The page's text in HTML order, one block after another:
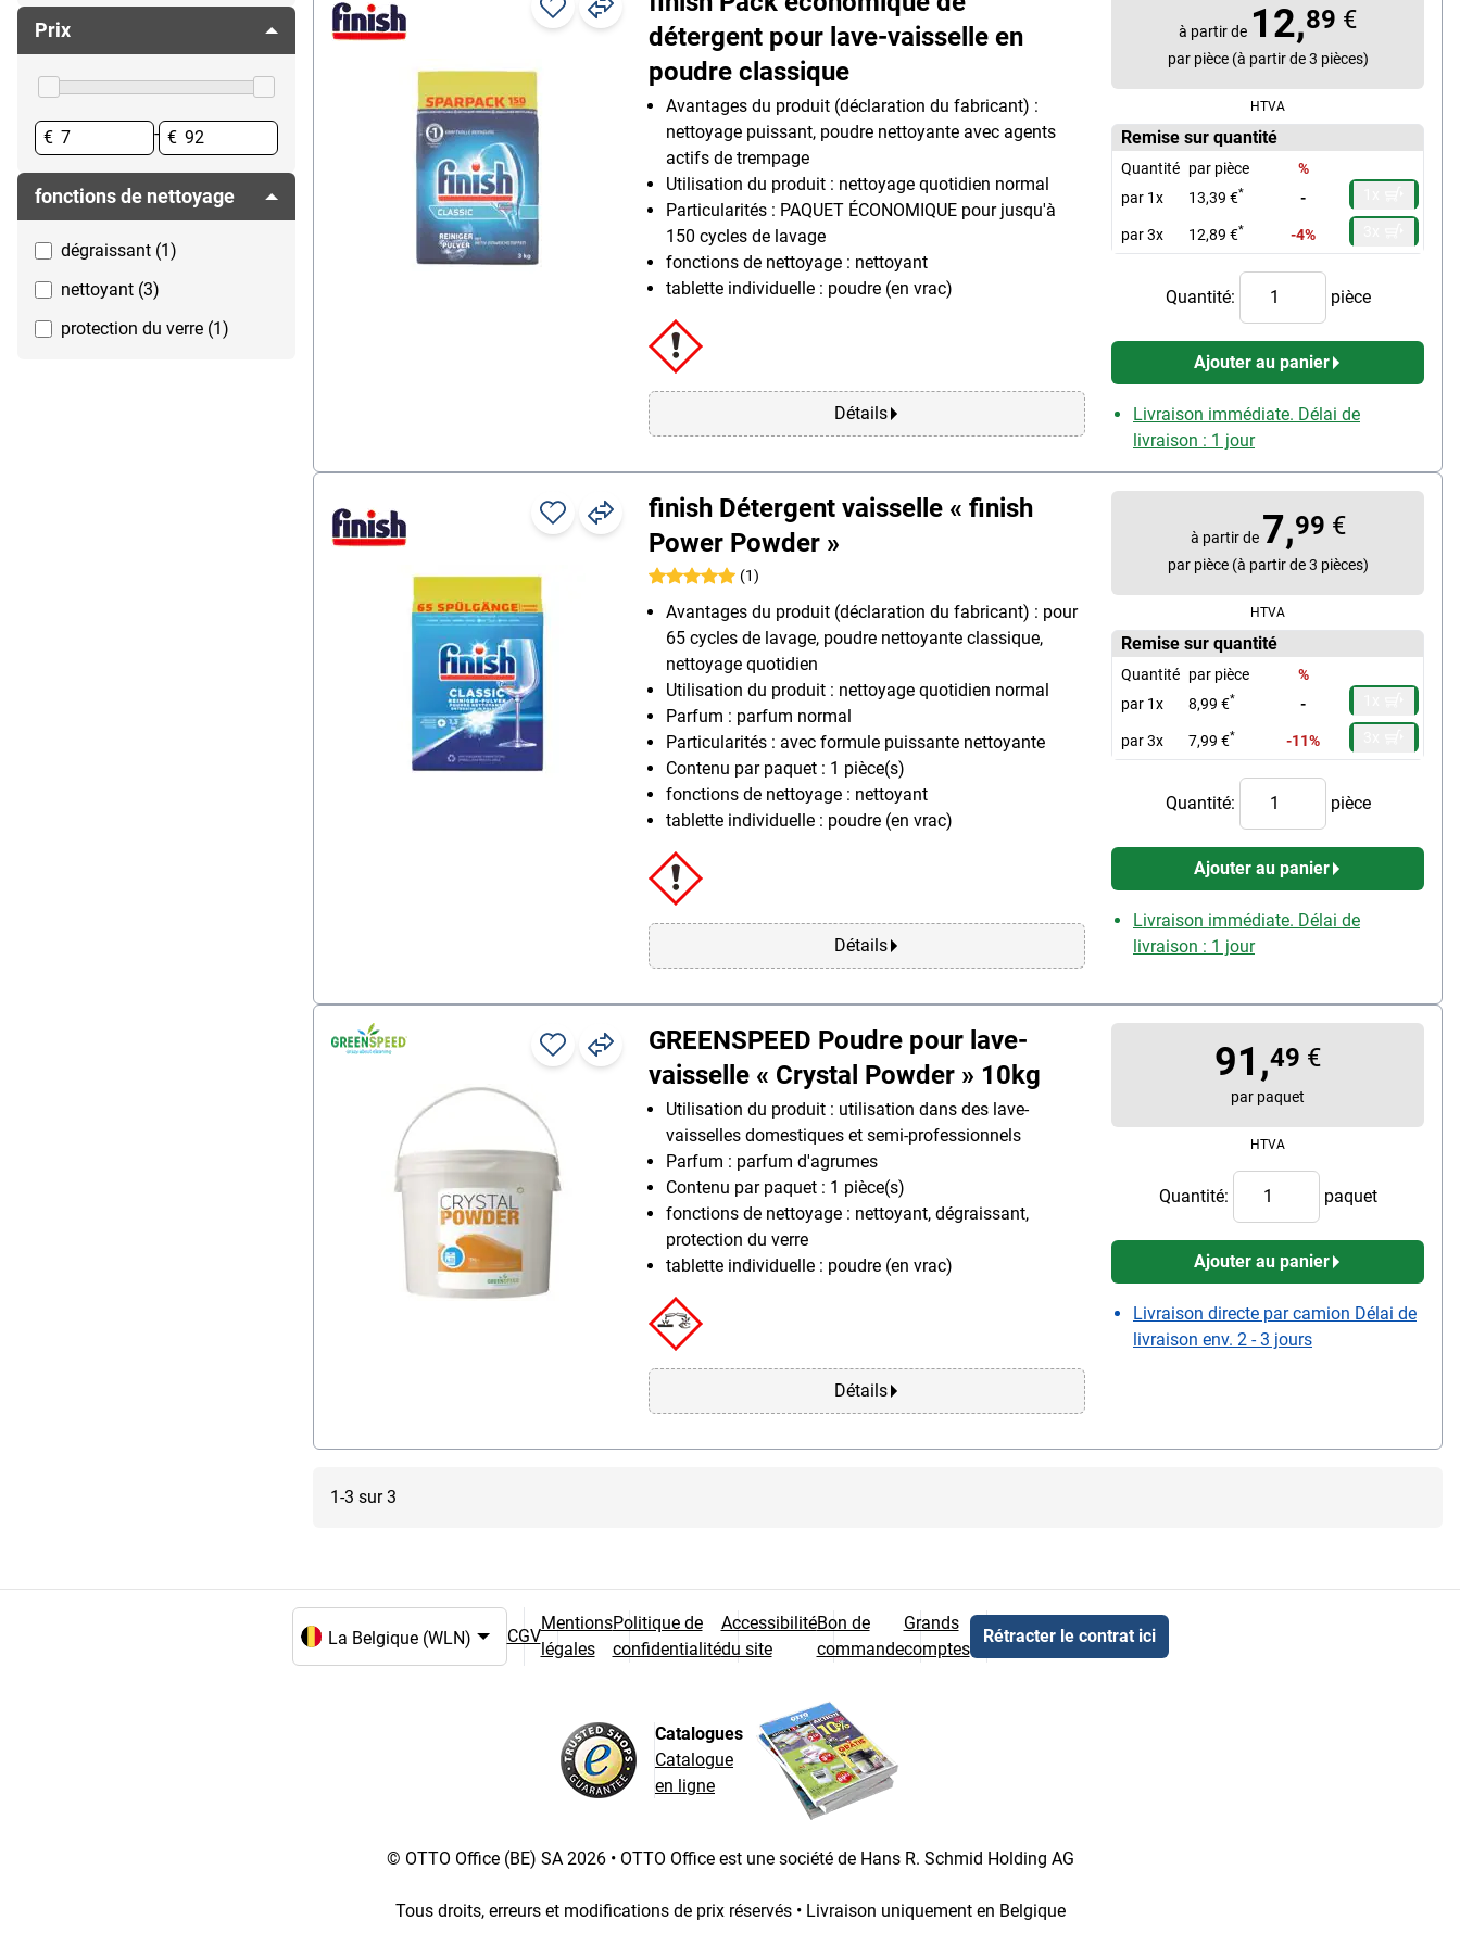
Papier toilette & distributeurs
Plexiglas de protection
Poubelles & collecte des déchets
Protection hygiénique
Savon
Protection verre
Sel pour lave-vaisselle
Torchons
Prix
€ - €
fonctions de nettoyage
dégraissant (1)
nettoyant (3)
protection du verre (1)
détergent pour lave-vaisselle en
poudre classique
Avantages du produit (déclaration du fabricant) :
nettoyage puissant, poudre nettoyante avec agents
actifs de trempage
Utilisation du produit : nettoyage quotidien normal
Particularités : PAQUET ÉCONOMIQUE pour jusqu'à
150 cycles de lavage
fonctions de nettoyage : nettoyant
tablette individuelle : poudre (en vrac)
Détails
à partir de 12,89 €
par pièce (à partir de 3 pièces)
HTVA
Remise sur quantité
Quantité par pièce
%
par 1x
13,39 €* -
par 3x 12,89 €* -4%
Quantité: pièce
Ajouter au panier
Livraison immédiate. Délai de
livraison : 1 jour
finish Détergent vaisselle « finish
Power Powder »
(1)
Avantages du produit (déclaration du fabricant) : pour
65 cycles de lavage, poudre nettoyante classique,
nettoyage quotidien
Utilisation du produit : nettoyage quotidien normal
Parfum : parfum normal
Particularités : avec formule puissante nettoyante
Contenu par paquet : 1 pièce(s)
fonctions de nettoyage : nettoyant
tablette individuelle : poudre (en vrac)
Détails
à partir de 7,99 €
par pièce (à partir de 3 pièces)
HTVA
Remise sur quantité
Quantité par pièce
%
par 1x
8,99 €* -
par 3x 7,99 €* -11%
Quantité: pièce
Ajouter au panier
Livraison immédiate. Délai de
livraison : 1 jour
GREENSPEED Poudre pour lave-
vaisselle « Crystal Powder » 10kg
Utilisation du produit : utilisation dans des lave-
vaisselles domestiques et semi-professionnels
Parfum : parfum d'agrumes
Contenu par paquet : 1 pièce(s)
fonctions de nettoyage : nettoyant, dégraissant,
protection du verre
tablette individuelle : poudre (en vrac)
Détails
91,49 €
par paquet
HTVA
Quantité: paquet
Ajouter au panier
Livraison directe par camion Délai de
livraison env. 2 - 3 jours
1-3 sur 3
Choix de la langue et du pays
CGV
Mentions
légales
Politique de
confidentialité
Accessibilité
du site
Bon de
commande
Grands
comptes
Rétracter le contrat ici
Catalogues
Catalogue
en ligne
© OTTO Office (BE) SA 2026 • OTTO Office est une société de Hans R. Schmid Holding AG
Tous droits, erreurs et modifications de prix réservés • Livraison uniquement en Belgique